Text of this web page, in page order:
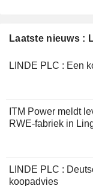
Laatste nieuws :
LINDE PLC : Een
ITM Power meldt
RWE-fabriek in
LINDE PLC :
koopadvies